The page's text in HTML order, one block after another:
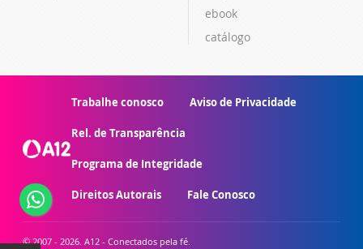
ebook
catálogo
Trabalhe conosco Aviso de Privacidade
Rel. de Transparência
Programa de Integridade
Direitos Autorais Fale Conosco
© 2007 - 2026. A12 - Conectados pela fé.